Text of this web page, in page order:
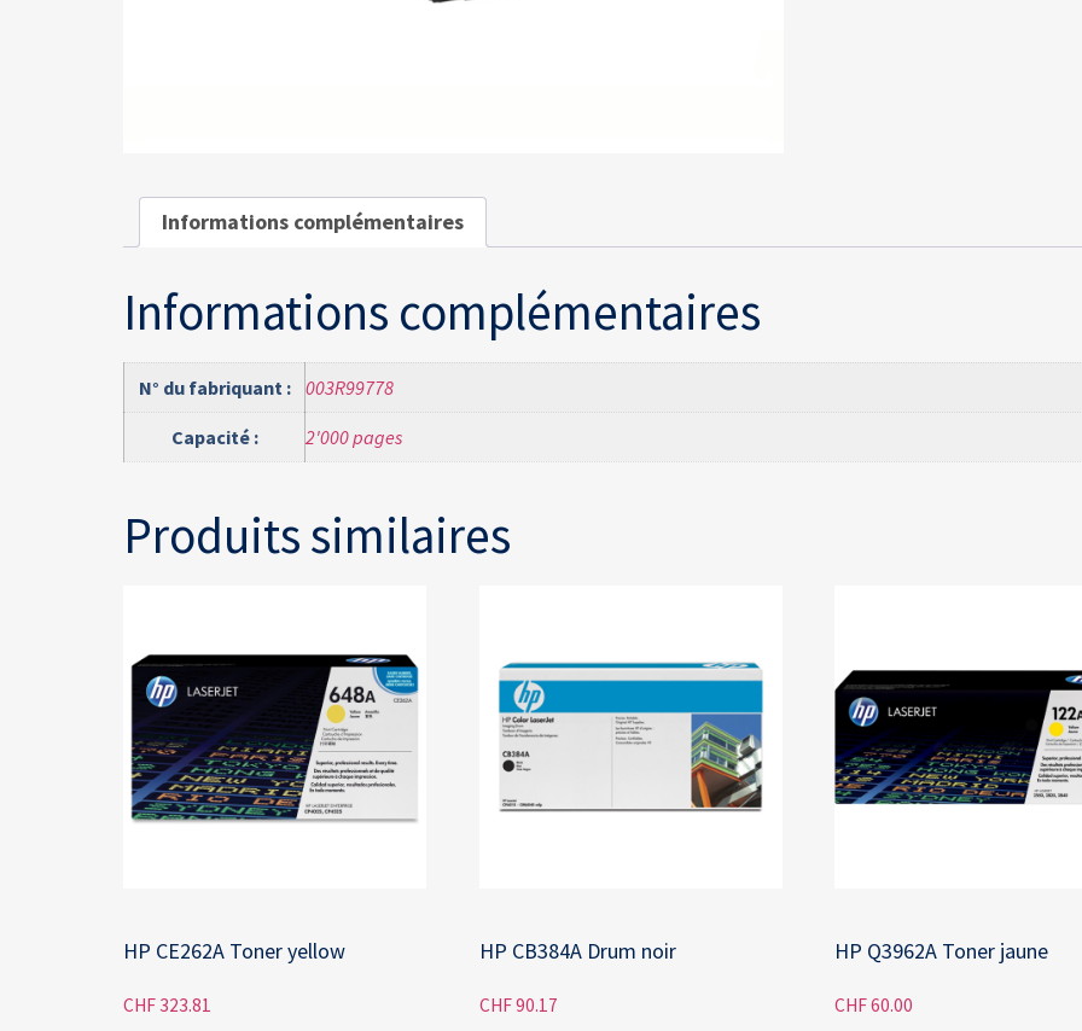
Informations complémentaires
Informations complémentaires
N° du fabriquant : 003R99778
Capacité : 2'000 pages
Produits similaires
HP CE262A Toner yellow
CHF 323.81
HP CB384A Drum noir
CHF90.17
HP Q3962A Toner jaune
CHF60.00